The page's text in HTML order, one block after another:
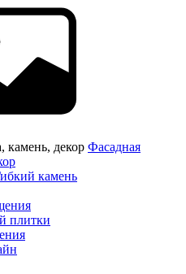
Фасадная
камень
плитки